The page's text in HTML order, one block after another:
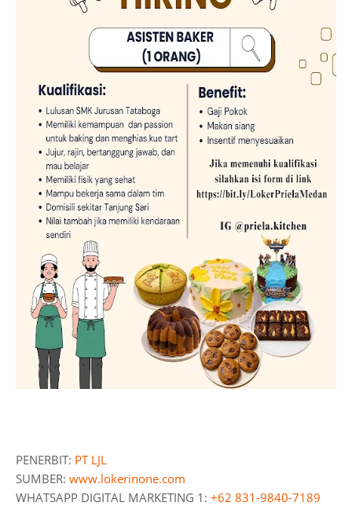
PENERBIT: PT LJL
SUMBER: www.lokerinone.com
WHATSAPP DIGITAL MARKETING 1: +62 831-9840-7189